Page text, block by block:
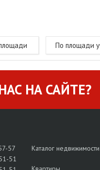
По площади
НА САЙТЕ?
57
51
Каталог недвижимости